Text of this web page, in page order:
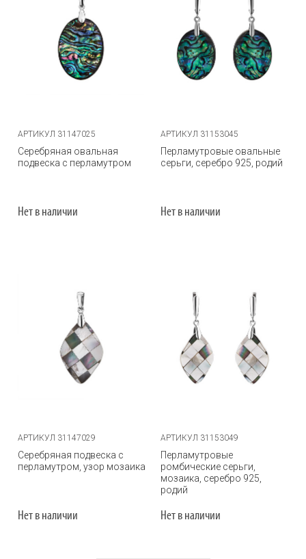
АРТИКУЛ 31147025
Серебряная овальная
подвеска с перламутром
Нет в наличии
АРТИКУЛ 31153045
Перламутровые овальные
серьги, серебро 925, родий
Нет в наличии
АРТИКУЛ 31147029
Серебряная подвеска с
перламутром, узор мозаика
Нет в наличии
АРТИКУЛ 31153049
Перламутровые
ромбические серьги,
мозаика, серебро 925,
родий
Нет в наличии